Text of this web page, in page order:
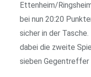
Ettenheim/
bei nun 20:20
sicher in der
dabei die zweite
sieben Gegentreffer